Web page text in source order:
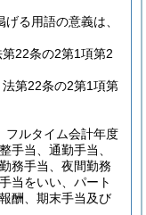
げる用語の意義は、
22条の2第1項第2
第22条の2第1項第
フルタイム会計年度
手当、通勤手当、
務手当、夜間勤務
当をいい、パート
酬、期末手当及び